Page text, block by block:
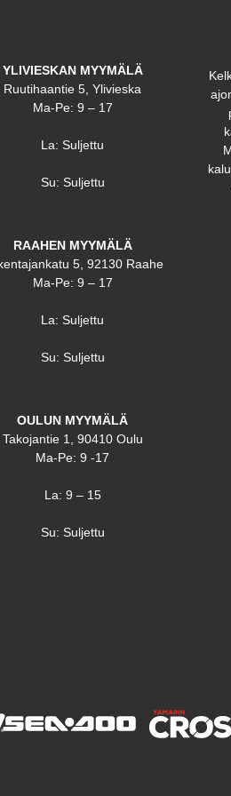
YLIVIESKAN MYYMÄLÄ
Ruutihaantie 5, Ylivieska
Ma-Pe: 9 – 17
La: Suljettu
Su: Suljettu
RAAHEN MYYMÄLÄ
5, 92130 Raahe
Ma-Pe: 9 – 17
La: Suljettu
Su: Suljettu
OULUN MYYMÄLÄ
Takojantie 1, 90410 Oulu
Ma-Pe: 9 -17
La: 9 – 15
Su: Suljettu